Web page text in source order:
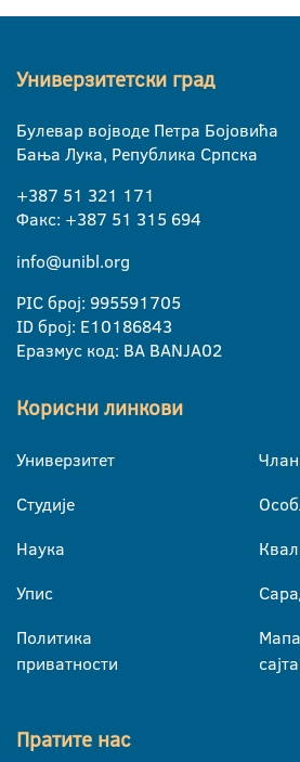
Универзитетски град
Булевар војводе Петра Бојовића
Бања Лука, Република Српска
+387 51 321 171
Факс: +387 51 315 694
info@unibl.org
PIC број: 995591705
ID број: E10186843
Еразмус код: BA BANJA02
Корисни линкови
Универзитет
Студије
Наука
Упис
Политика
приватности
Мапа
сајта
Пратите нас